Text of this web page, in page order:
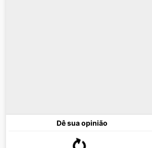
Dê sua opinião